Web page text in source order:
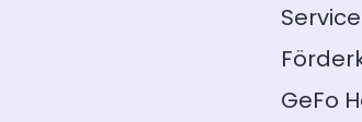
Service
GeFo